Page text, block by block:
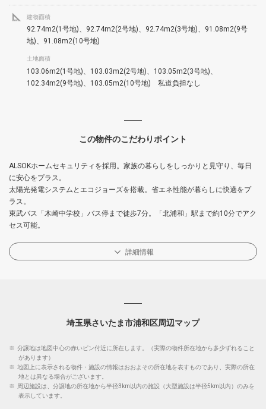
建物面積
92.74m2(1号地)、92.74m2(2号地)、92.74m2(3号地)、91.08m2(9号
地)、91.08m2(10号地)
土地面積
103.06m2(1号地)、103.03m2(2号地)、103.05m2(3号地)、
102.34m2(9号地)、103.05m2(10号地) 私道負担なし
この物件のこだわりポイント
ALSOKホームセキュリティを採用。家族の暮らしをしっかりと見守り、毎日
に安心をプラス。
太陽光発電システムとエコジョーズを搭載。省エネ性能が暮らしに快適をプ
ラス。
東武バス「木崎中学校」バス停まで徒歩7分。「北浦和」駅まで約10分でアク
セス可能。
詳細情報
埼玉県さいたま市浦和区周辺マップ
※ 分譲地は地図中心の赤いピン付近に所在します。（実際の物件所在地から多少ずれること
があります）
※ 地図上に表示される物件・施設の情報はおおよその所在地を表すものであり、実際の所在
地とは異なる場合がございます。
※
周辺施設は、分譲地の所在地から半径3km以内の施設（大型施設は半径5km以内）のみを
表示しています。